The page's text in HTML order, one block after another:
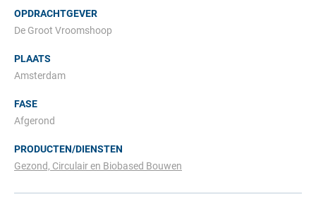
OPDRACHTGEVER
De Groot Vroomshoop
PLAATS
Amsterdam
FASE
Afgerond
PRODUCTEN/DIENSTEN
Gezond, Circulair en Biobased Bouwen